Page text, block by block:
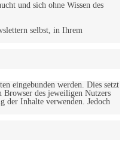
und sich ohne Wissen des
selbst, in Ihrem
eingebunden werden. Dies setzt
des jeweiligen Nutzers
der Inhalte verwenden. Jedoch